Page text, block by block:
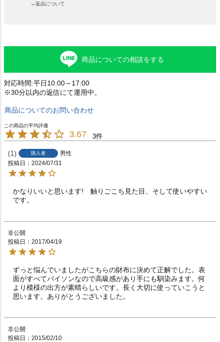
→返品について
商品についての相談をする
対応時間:平日10:00～17:00
※30分以内の返信にて運用中。
商品についてのお問い合わせ
3.67 3
1 購入者
男性
投稿日
2024/07/31
かなりいいと思います!　触りごこち見た目、そして使いやすい
です。
非公開
投稿日
2017/04/19
ずっと悩んでいましたがこちらの財布に決めて正解でした。表
面がすべてパイソンなので高級感があり手にも馴染みます。何
より模様の出方が素晴らしいです。長く大切に使っていこうと
思います。ありがとうございました。
非公開
投稿日
2015/02/10